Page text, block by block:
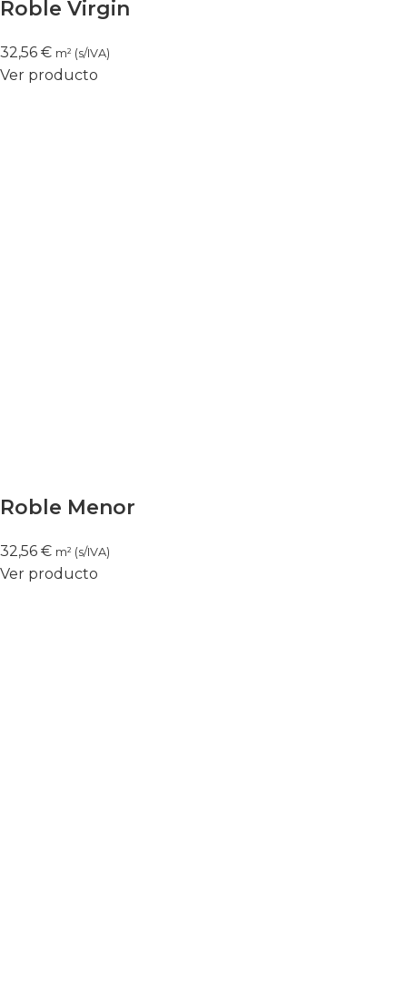
Roble Virgin
32,56 € m² (s/IVA)
Ver producto
Roble Menor
32,56 € m² (s/IVA)
Ver producto